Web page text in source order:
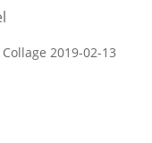
Collage 2019-02-13